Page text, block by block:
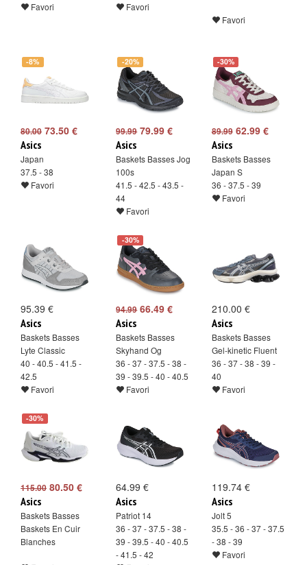
Favori
Favori
Favori
-8%
80.00 73.50 €
Asics
Japan
37.5 - 38
Favori
-20%
99.9979.99 €
Asics
Baskets Basses Jog
100s
41.5 - 42.5 - 43.5 -
44
Favori
-30%
89.9962.99 €
Asics
Baskets Basses
Japan S
36 - 37.5 - 39
Favori
95.39 €
Asics
Baskets Basses
Lyte Classic
40 - 40.5 - 41.5 -
42.5
Favori
-30%
94.9966.49 €
Asics
Baskets Basses
Skyhand Og
36 - 37 - 37.5 - 38 -
39 - 39.5 - 40 - 40.5
Favori
210.00 €
Asics
Baskets Basses
Gel-kinetic Fluent
36 - 37 - 38 - 39 -
40
Favori
-30%
115.00 80.50 €
Asics
Baskets Basses
Baskets En Cuir
Blanches
64.99 €
Asics
Patriot 14
36 - 37 - 37.5 - 38 -
39 - 39.5 - 40 - 40.5
- 41.5 - 42
119.74 €
Asics
Jolt 5
35.5 - 36 - 37 - 37.5
- 38 - 39
Favori